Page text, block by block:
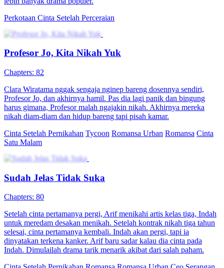
Kakak beradik yatim piatu Lin Shuying dan Guan Yinyin
memutuskan untuk mengubah nasib mereka dengan berpura-pura
menjadi cinta pertama putra keluarga Pei yang kaya raya dan
menikah dengannya. Lin Shuying tampak seperti wanita cantik yang
rapuh dan sakit-sakitan, namun diam-diam, dia adalah wanita yang
tangguh dan cakap. Dia memainkan peran sebagai istri "ratu drama"
untuk pewaris yang memberontak, Pei Jing. Ketika cinta pertama
yang sebenarnya kembali dan krisis melanda, kedua wanita ini
melarikan diri dengan sejumlah besar uang tetapi segera ditangkap
dan dipaksa untuk melepaskan penyamaran mereka. Lin Shuying,
yang menerima kekacauan itu, melepaskan diri, hanya untuk
dimanjakan oleh Pei Jing. Yang mengejutkannya, dia ternyata adalah
orang yang dia rindukan saat SMA! Ketika cinta pertama yang sejati
dan palsu berbenturan, skema terungkap dalam keluarga kaya, dan
pasangan ini mengalami serangkaian peristiwa dramatis, dengan
saling jatuh cinta yang akhirnya terungkap. Pada akhirnya, di
tengah-tengah liku-liku yang manis dan kacau, sang gebetan
menjadi cinta sejati, dan cinta rahasia menemukan akhir yang
Identitas RahasiaCinta Setelah Nikah